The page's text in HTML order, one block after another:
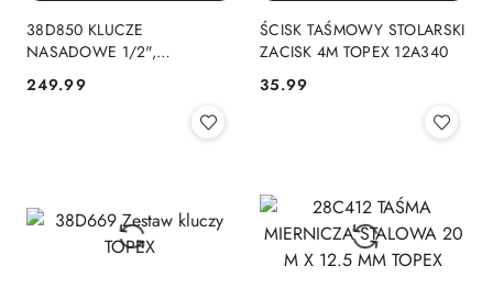
38D850 KLUCZE
NASADOWE 1/2",
ZESTAW 25 SZT. TOPEX
Cena:
249.99
ŚCISK TAŚMOWY STOLARSKI
ZACISK 4M TOPEX 12A340
Cena:
35.99